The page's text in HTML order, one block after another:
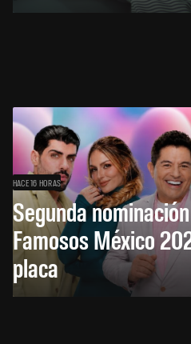
HACE 16 HORAS
Segunda
Famosos México
placa